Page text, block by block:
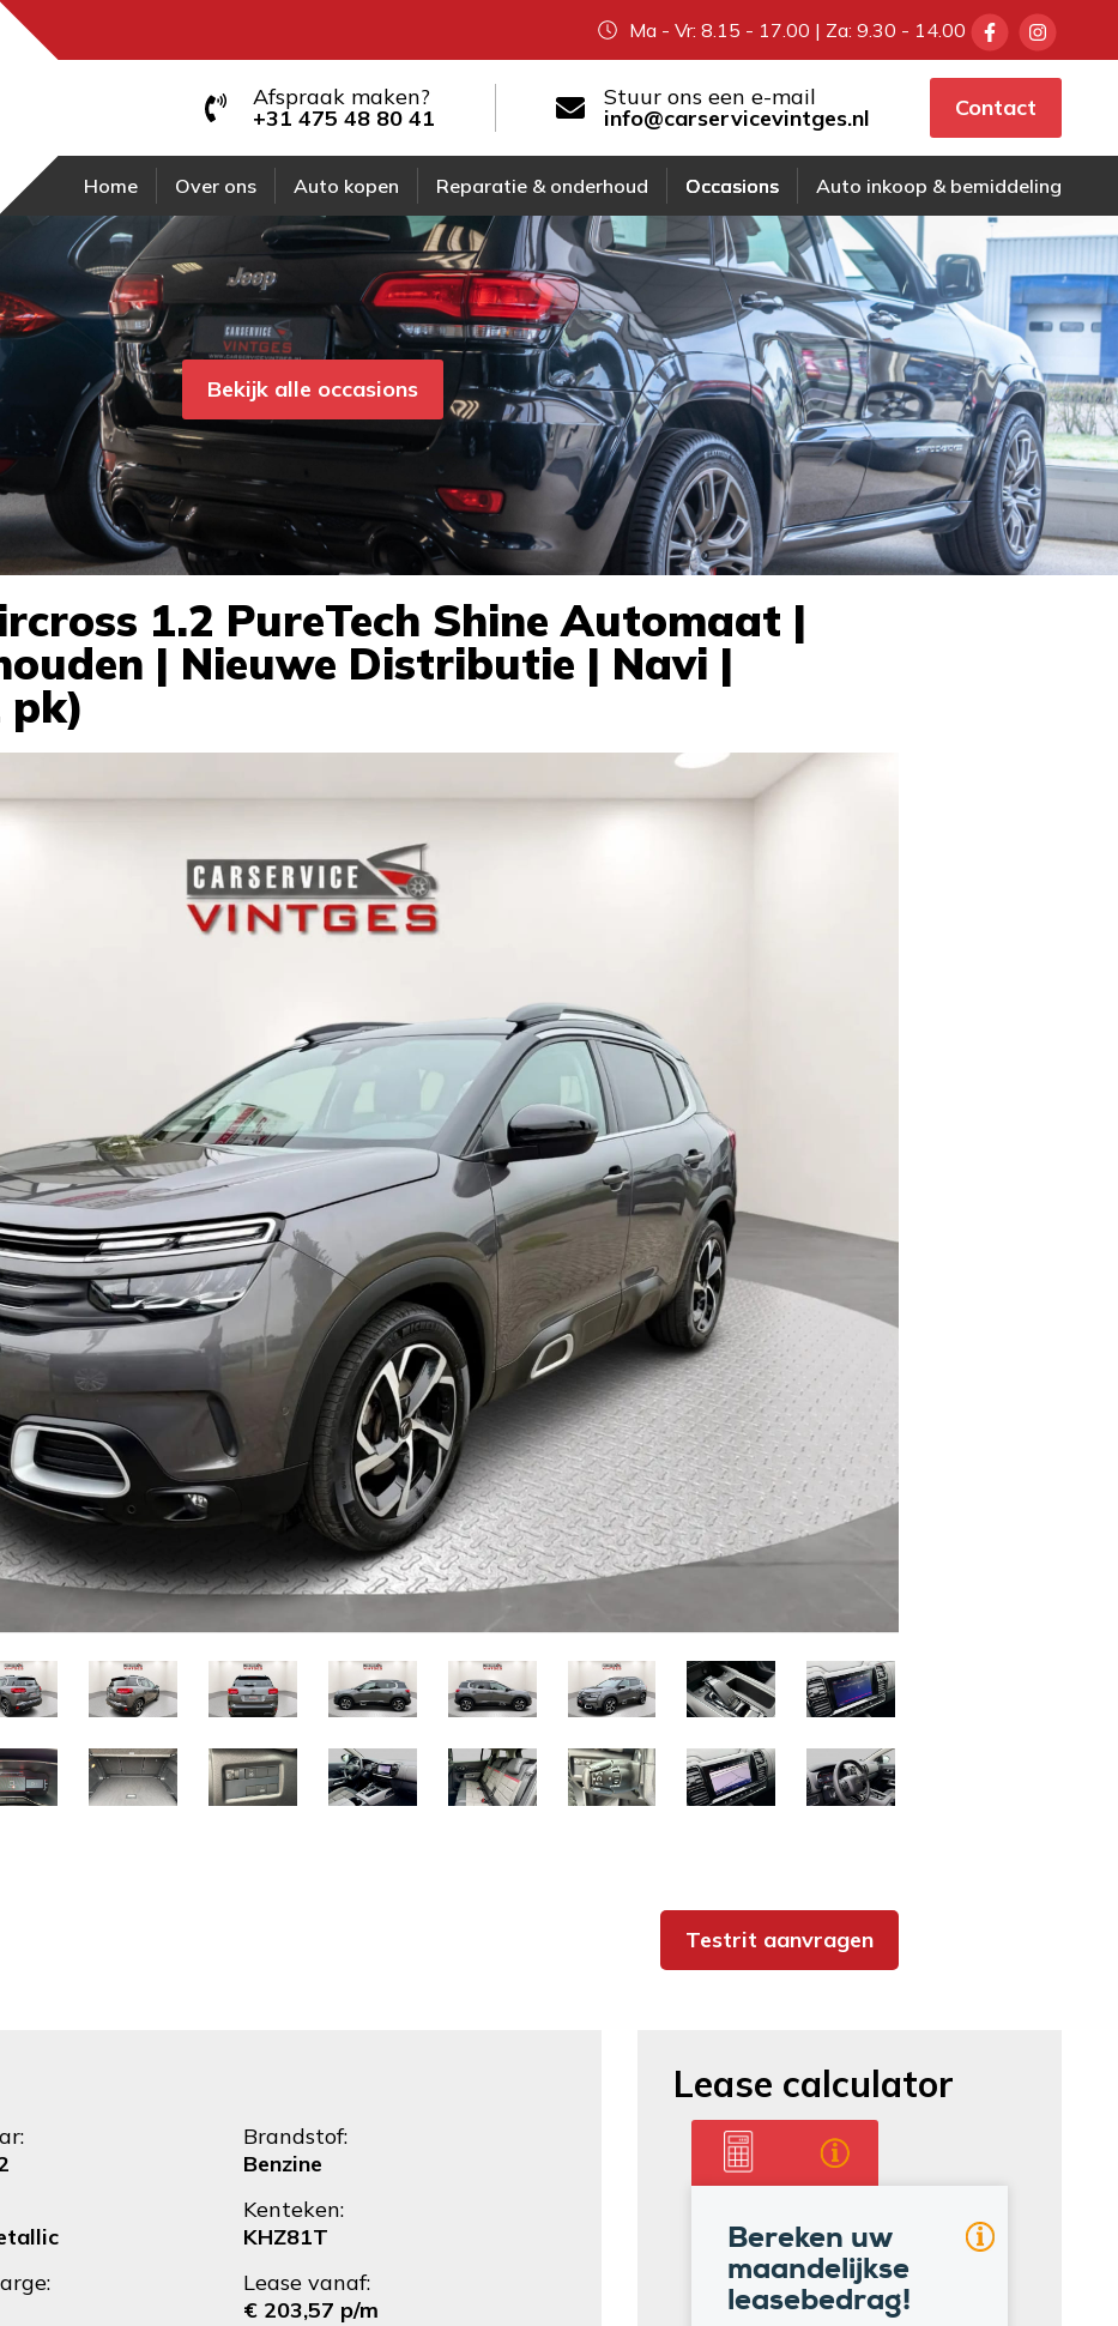
Ma - Vr: 8.15 - 17.00 | Za: 9.30 - 14.00
Contact
Stuur ons een e-mail
info@carservicevintges.nl
Afspraak maken?
+31 475 48 80 41
Home Over ons Auto kopen Reparatie & onderhoud Occasions Auto inkoop & bemiddeling
Bekijk alle occasions
1.2 PureTech Shine Automaat |
| Nieuwe Distributie | Navi |
pk)
Testrit aanvragen
Brandstof:
Benzine
Kenteken:
KHZ81T
Lease vanaf:
€ 203,57 p/m
Lease calculator